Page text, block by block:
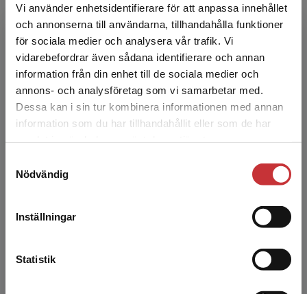
Vi använder enhetsidentifierare för att anpassa innehållet
och annonserna till användarna, tillhandahålla funktioner
för sociala medier och analysera vår trafik. Vi
vidarebefordrar även sådana identifierare och annan
information från din enhet till de sociala medier och
annons- och analysföretag som vi samarbetar med.
Dessa kan i sin tur kombinera informationen med annan
information som du har tillhandahållit eller som de har
Nödvändig
Inställningar
Statistik
Begränsad fraktregion
Det verkar som att du besöker
studentlitteratur.se via en enhet utanför Sverige.
Vi erbjuder inte leveranser utanför Sverige. För
att kunna slutföra ett köp måste
repetition.